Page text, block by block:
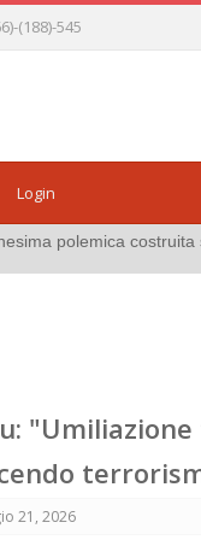
(188)-545
Login
sul nulla. Quando
21, 2026